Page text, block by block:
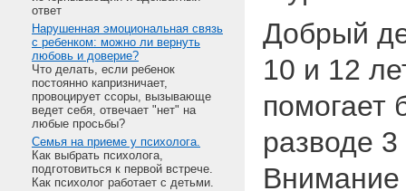
ответ
Нарушенная эмоциональная связь
с ребенком: можно ли вернуть
любовь и доверие?
Что делать, если ребенок
постоянно капризничает,
провоцирует ссоры, вызывающе
ведет себя, отвечает "нет" на
любые просьбы?
Семья на приеме у психолога.
Как выбрать психолога,
подготовиться к первой встрече.
Как психолог работает с детьми.
Добрый
10 и 12
помогает
разводе